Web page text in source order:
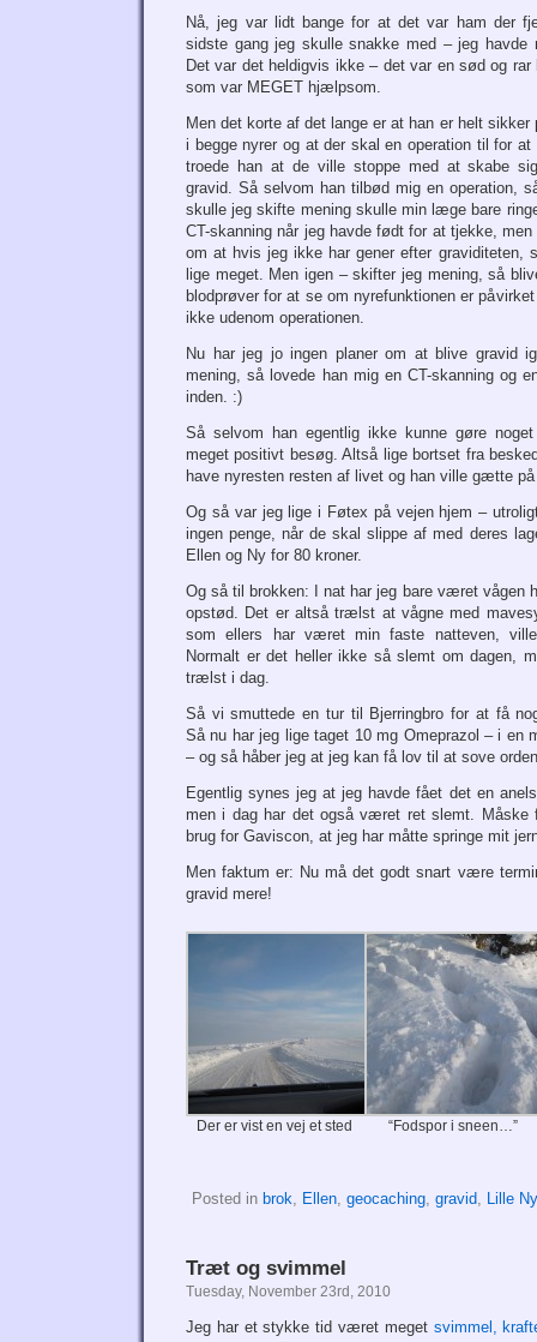
Nå, jeg var lidt bange for at det var ham der
sidste gang jeg skulle snakke med – jeg havde
Det var det heldigvis ikke – det var en sød og
som var MEGET hjælpsom.
Men det korte af det lange er at han er helt
i begge nyrer og at der skal en operation til for
troede han at de ville stoppe med at skabe
gravid. Så selvom han tilbød mig en operation,
skulle jeg skifte mening skulle min læge bare
CT-skanning når jeg havde født for at tjekke,
om at hvis jeg ikke har gener efter graviditeten,
lige meget. Men igen – skifter jeg mening, så
blodprøver for at se om nyrefunktionen er
ikke udenom operationen.
Nu har jeg jo ingen planer om at blive gravid
mening, så lovede han mig en CT-skanning og
inden. :)
Så selvom han egentlig ikke kunne gøre
meget positivt besøg. Altså lige bortset fra
have nyresten resten af livet og han ville gætte
Og så var jeg lige i Føtex på vejen hjem –
ingen penge, når de skal slippe af med deres
Ellen og Ny for 80 kroner.
Og så til brokken: I nat har jeg bare været vågen
opstød. Det er altså trælst at vågne med
som ellers har været min faste natteven,
Normalt er det heller ikke så slemt om dagen,
trælst i dag.
Så vi smuttede en tur til Bjerringbro for at få
Så nu har jeg lige taget 10 mg Omeprazol – i en
– og så håber jeg at jeg kan få lov til at sove
Egentlig synes jeg at jeg havde fået det en
men i dag har det også været ret slemt. Måske
brug for Gaviscon, at jeg har måtte springe mit
Men faktum er: Nu må det godt snart være
gravid mere!
Der er vist en vej et sted “Fodspor i sneen…”
Posted in brok, Ellen, geocaching, gravid, Lille Ny
Træt og svimmel
Tuesday, November 23rd, 2010
Jeg har et stykke tid været meget svimmel,